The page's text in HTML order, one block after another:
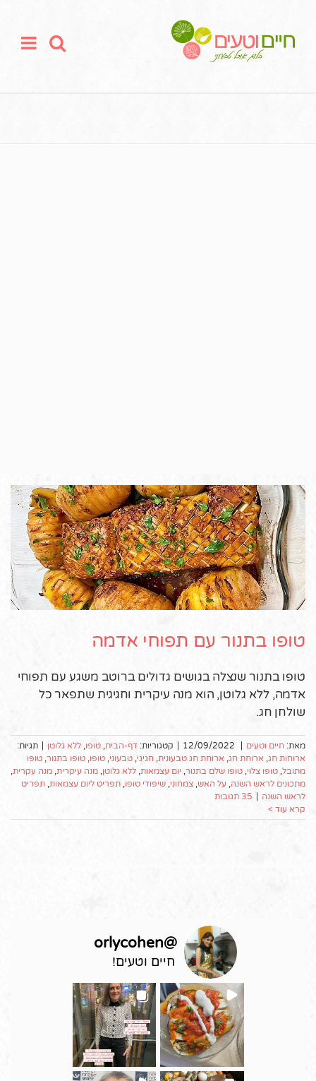
טופו בתנור עם תפוחי אדמה
טופו בתנור שנצלה בגושים גדולים ברוטב משגע עם תפוחי
אדמה, ללא גלוטן, הוא מנה עיקרית וחגיגית שתפאר כל
שולחן חג.
מאת: חיים וטעים 12/09/2022 קטגוריות: דף-הבית, טופו, ללא גלוטן
תגיות:
ארוחות חג, ארוחת חג, ארוחת חג טבעונית, חגיגי, טבעוני, טופו, טופו בתנור, טופו
מתובל, טופו צלוי, טופו שלם בתנור, יום עצמאות, ללא גלוטן, מנה עיקרית, מנה עקרית,
מתכונים לראש השנה, על האש, צמחוני, שיפודי טופו, תפריט ליום עצמאות, תפריט
לראש השנה
35 תגובות
קרא עוד >
@
orlycohen
חיים וטעים!